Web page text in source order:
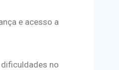
e acesso a
no